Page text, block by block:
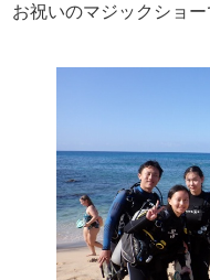
お祝いのマジックショ